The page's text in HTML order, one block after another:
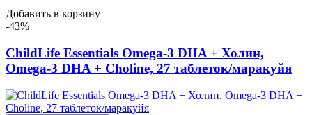
Добавить в корзину
-43%
ChildLife Essentials Omega-3 DHA + Холин,
Omega-3 DHA + Choline, 27 таблеток/маракуйя